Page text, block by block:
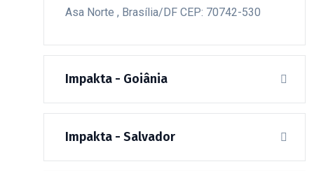
Asa Norte , Brasília/DF CEP: 70742-530
Impakta - Goiânia
Impakta - Salvador